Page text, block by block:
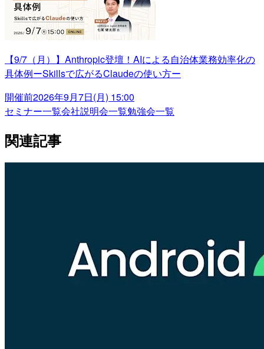
【9/7（月）】Anthropic登壇！AIによる自治体業務効率化の
具体例ーSkillsで広がるClaudeの使い方ー
開催前2026年9月7日(月) 15:00
セミナー一覧会社説明会一覧勉強会一覧
関連記事